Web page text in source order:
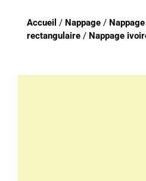
Accueil / Nappage /
rectangulaire / Nappage